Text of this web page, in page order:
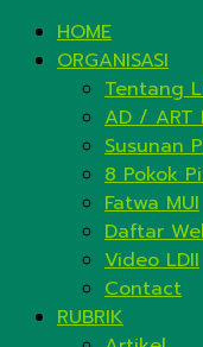
HOME
ORGANISASI
Tentang
AD / ART
Susunan
8 Pokok
Fatwa MUI
Daftar
Video LDII
Contact
RUBRIK